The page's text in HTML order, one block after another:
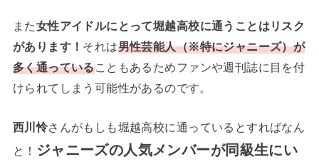
また女性アイドルにとって堀越高校に通うことはリスク
があります！ それは男性芸能人（※特にジャニーズ）が
多く通っていることもあるためファンや週刊誌に目を付
けられてしまう可能性があるのです。
西川怜さんがもしも堀越高校に通っているとすればなん
と！ ジャニーズの人気メンバーが同級生にい